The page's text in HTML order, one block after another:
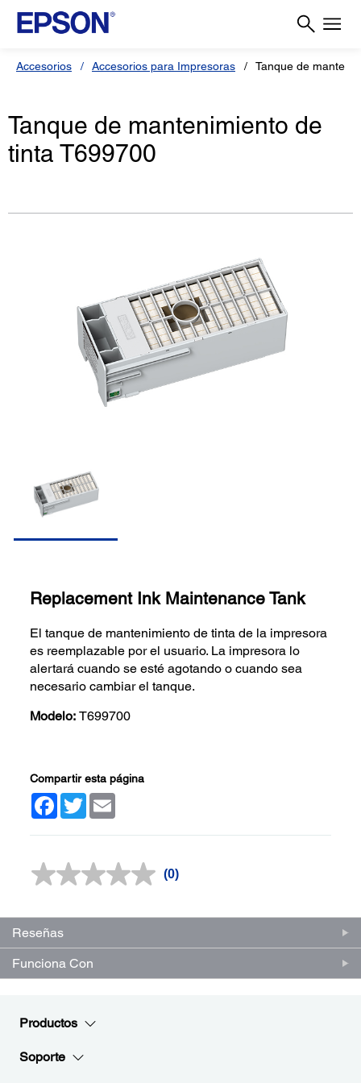
Accesorios Accesorios para Impresoras Tanque de
Tanque de mantenimiento de
tinta T699700
Replacement Ink Maintenance Tank
El tanque de mantenimiento de tinta de la impresora
es reemplazable por el usuario. La impresora lo
alertará cuando se esté agotando o cuando sea
necesario cambiar el tanque.
Modelo: T699700
Compartir esta página
Facebook
Twitter
Sin
en
misma
(0)
Reseñas
Funciona Con
Productos
Soporte